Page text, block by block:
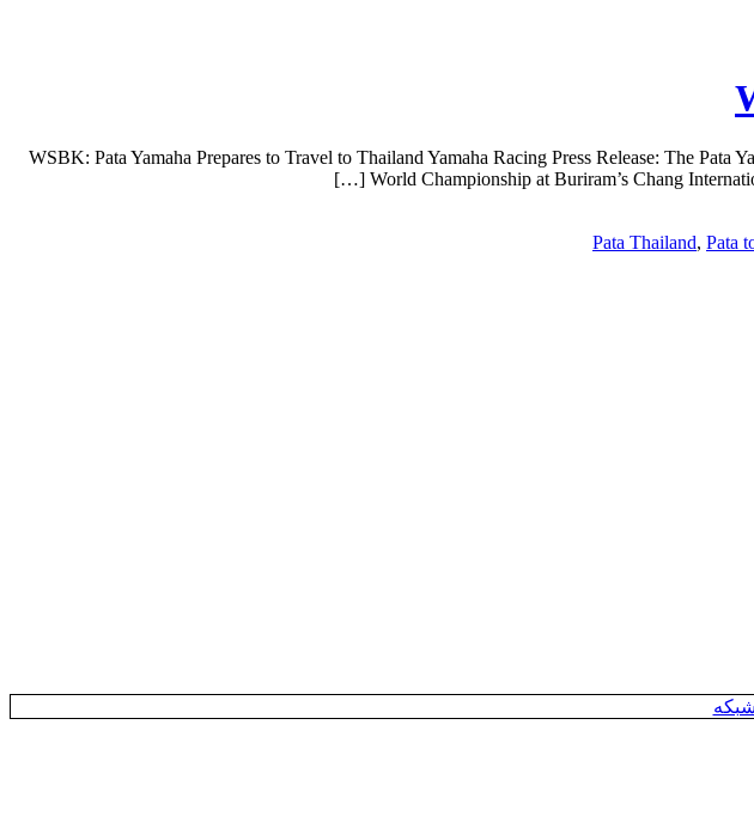
WSBK: Pata Yamaha Prepares to Travel to Thailand Yamaha Racing Press Release: The
World Championship at Buriram’s Chang
Pata Thailand, Pata